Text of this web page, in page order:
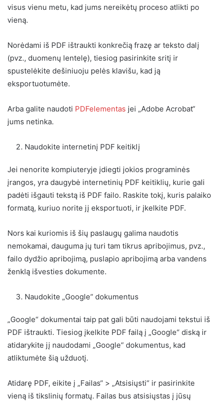
visus vienu metu, kad jums nereikėtų proceso atlikti po
vieną.
Norėdami iš PDF ištraukti konkrečią frazę ar teksto dalį
(pvz., duomenų lentelę), tiesiog pasirinkite sritį ir
spustelėkite dešiniuoju pelės klavišu, kad ją
eksportuotumėte.
Arba galite naudoti PDFelementas jei „Adobe Acrobat“
jums netinka.
Naudokite internetinį PDF keitiklį
Jei nenorite kompiuteryje įdiegti jokios programinės
įrangos, yra daugybė internetinių PDF keitiklių, kurie gali
padėti išgauti tekstą iš PDF failo. Raskite tokį, kuris palaiko
formatą, kuriuo norite jį eksportuoti, ir įkelkite PDF.
Nors kai kuriomis iš šių paslaugų galima naudotis
nemokamai, dauguma jų turi tam tikrus apribojimus, pvz.,
failo dydžio apribojimą, puslapio apribojimą arba vandens
ženklą išvesties dokumente.
Naudokite „Google“ dokumentus
„Google“ dokumentai taip pat gali būti naudojami tekstui iš
PDF ištraukti. Tiesiog įkelkite PDF failą į „Google“ diską ir
atidarykite jį naudodami „Google“ dokumentus, kad
atliktumėte šią užduotį.
Atidarę PDF, eikite į „Failas“ > „Atsisiųsti“ ir pasirinkite
vieną iš tikslinių formatų. Failas bus atsisiųstas į jūsų